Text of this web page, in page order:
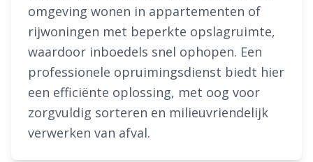
omgeving wonen in appartementen of
rijwoningen met beperkte opslagruimte,
waardoor inboedels snel ophopen. Een
professionele opruimingsdienst biedt hier
een efficiënte oplossing, met oog voor
zorgvuldig sorteren en milieuvriendelijk
verwerken van afval.